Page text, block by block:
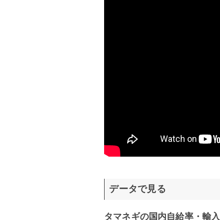
データで見る
タマネギの国内自給率・輸